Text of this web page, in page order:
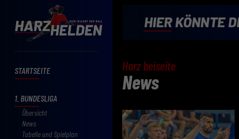
STARTSEITE
1. BUNDESLIGA
Übersicht
News
Tabelle und Spielplan
Harz beiseite
News